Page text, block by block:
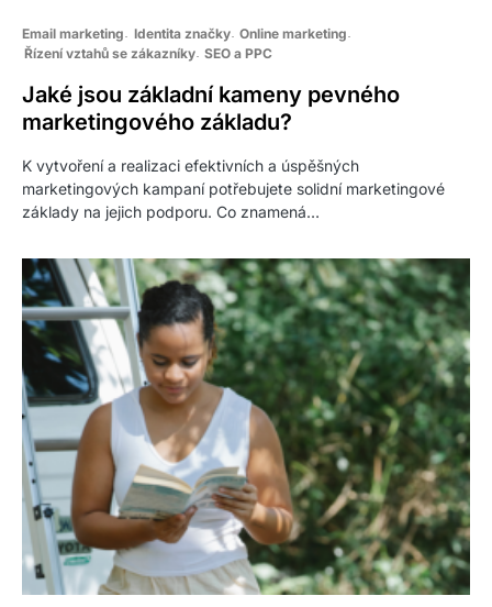
Email marketing Identita značky Online marketing
Řízení vztahů se zákazníky SEO a PPC
Jaké jsou základní kameny pevného
marketingového základu?
K vytvoření a realizaci efektivních a úspěšných
marketingových kampaní potřebujete solidní marketingové
základy na jejich podporu. Co znamená…